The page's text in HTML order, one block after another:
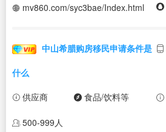
mv860.com/syc3bae/Index.html
中山希腊购房移民申请条件是
什么
供应商 食品/饮料等
500-999人